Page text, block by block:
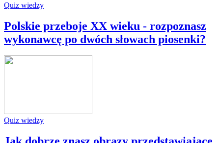
Quiz wiedzy
Polskie przeboje XX wieku - rozpoznasz
wykonawcę po dwóch słowach piosenki?
Quiz wiedzy